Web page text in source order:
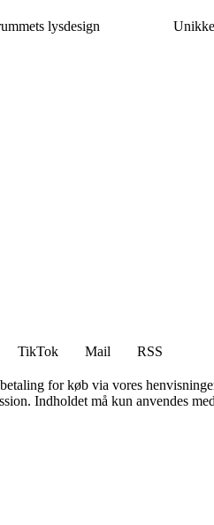
lysdesign
TikTok Mail
RSS
for køb via vores
Indholdet må kun anvendes